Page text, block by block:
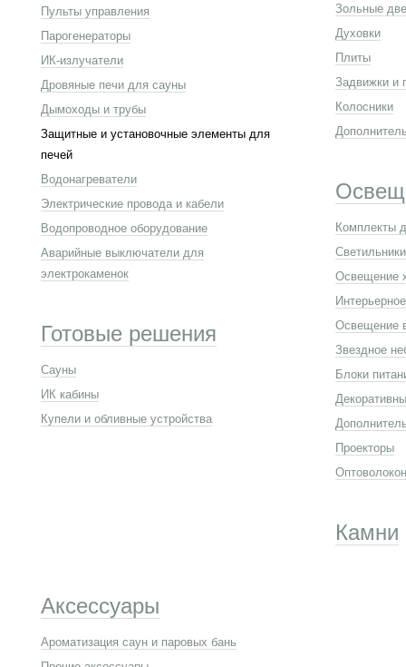
Пульты управления
Парогенераторы
ИК-излучатели
Дровяные печи для сауны
Дымоходы и трубы
Защитные и установочные элементы для
печей
Водонагреватели
Электрические провода и кабели
Водопроводное оборудование
Аварийные выключатели для
электрокаменок
Готовые решения
Сауны
ИК кабины
Купели и обливные устройства
Зольные
Духовки
Плиты
Задвижки и
Колосники
Комплекты
Освещение
Освещение
Звездное
Блоки
Проекторы
Камни
Аксессуары
Ароматизация саун и паровых бань